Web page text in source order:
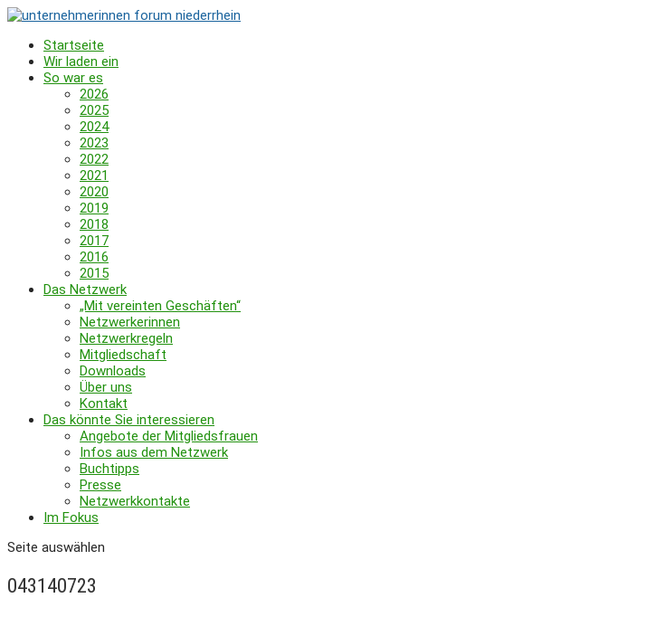
Startseite
Wir laden ein
So war es
2026
2025
2024
2023
2022
2021
2020
2019
2018
2017
2016
2015
Das Netzwerk
„Mit vereinten Geschäften“
Netzwerkerinnen
Netzwerkregeln
Mitgliedschaft
Downloads
Über uns
Kontakt
Das könnte Sie interessieren
Angebote der Mitgliedsfrauen
Infos aus dem Netzwerk
Buchtipps
Presse
Netzwerkkontakte
Im Fokus
Seite auswählen
043140723